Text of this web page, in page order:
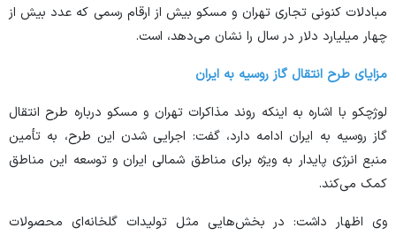
مبادلات کنونی تجاری تهران و مسکو بیش از ارقام رسمی که عدد بیش از
چهار میلیارد دلار در سال را نشان می‌دهد، است.
مزایای طرح انتقال گاز روسیه به ایران
لوژچکو با اشاره به اینکه روند مذاکرات تهران و مسکو درباره طرح انتقال
گاز روسیه به ایران ادامه دارد، گفت: اجرایی شدن این طرح، به تأمین
منبع انرژی پایدار به ویژه برای مناطق شمالی ایران و توسعه این مناطق
کمک می‌کند.
وی اظهار داشت: در بخش‌هایی مثل تولیدات گلخانه‌ای محصولات